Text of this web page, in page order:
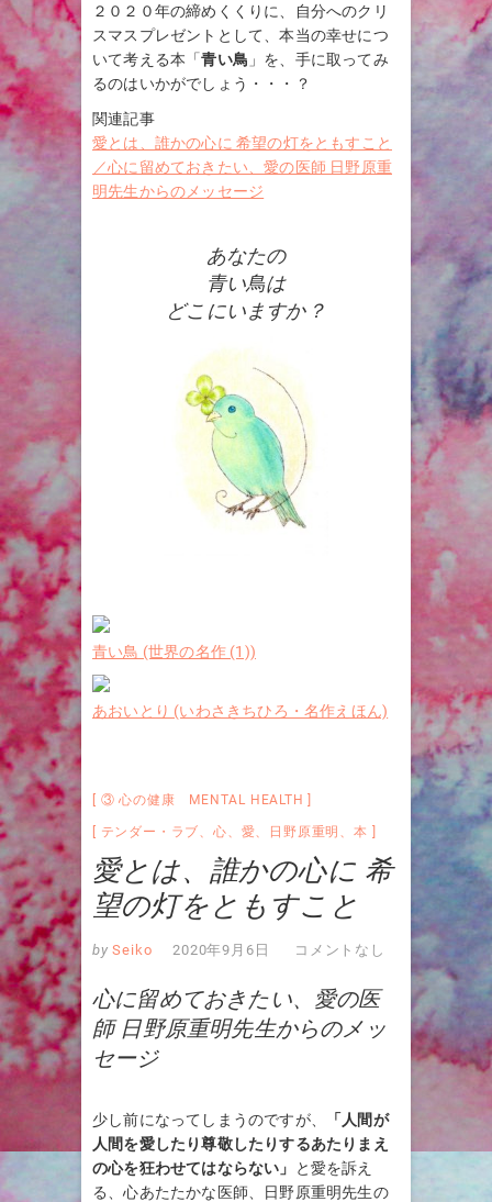
２０２０年の締めくくりに、自分へのクリ
スマスプレゼントとして、本当の幸せにつ
いて考える本「青い鳥 」を、手に取ってみ
るのはいかがでしょう・・・？
関連記事
愛とは、誰かの心に 希望の灯をともすこと
／心に留めておきたい、愛の医師 日野原重
明先生からのメッセージ
あなたの
青い鳥は
どこにいますか？
青い鳥 (世界の名作 (1))
あおいとり (いわさきちひろ・名作えほん)
③ 心の健康 MENTAL HEALTH
テンダー・ラブ、心、 愛、 日野原重明 、本
愛とは、誰かの心に 希
望の灯をともすこと
by Seiko 2020年9月6日 コメントなし
心に留めておきたい、愛の医
師 日野原重明先生からのメッ
セージ
少し前になってしまうのですが、
「人間が
人間を愛したり尊敬したりするあたりまえ
の心を狂わせてはならない」
と愛を訴え
る、心あたたかな医師、日野原重明先生の